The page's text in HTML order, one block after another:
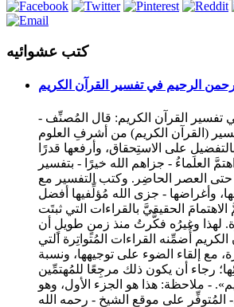
كتب عشوائيه
الرحيم في تفسير القرآن الكريم
تفسير القرآن الكريم: قال المُصنِّف -
(القرآن الكريم) من أشرفِ العلوم
على الاستِحقاق، وأرفعها قدرًا
العلماءُ - جزاهم الله خيرًا - بتفسير
حتى العصر الحاضِر. وكتب التفسير مع
وأغراضها - جزى الله مُؤلِّفيها أفضل
الاهتمامَ الحقيقيَّ بالقراءات التي ثبتَت
لهذا وغيرُه فكَّرتُ منذ زمنٍ طويلٍ أن
أُضمِّنه القراءات المُتواتِرة التي
مع إلقاء الضوء على توجيهها، ونسبة
رجاء أن يكون ذلك مرجِعًا للمُهتمِّين
- ملاحظة: هذا هو الجزء الأول، وهو
- رحمه الله -.